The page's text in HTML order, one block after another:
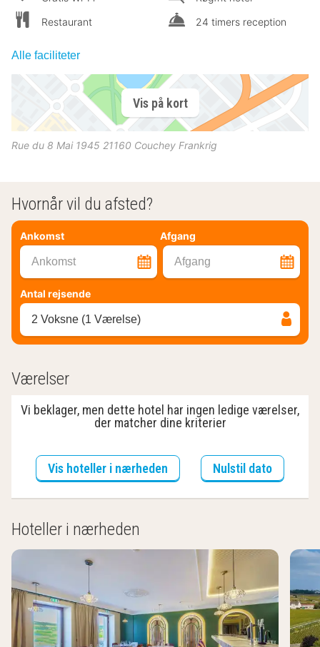
Restaurant
24 timers reception
Alle faciliteter
Vis på kort
Rue du 8 Mai 1945 21160 Couchey Frankrig
Hvornår vil du afsted?
Ankomst Afgang
Ankomst Afgang
Antal rejsende
2 Voksne (1 Værelse)
Værelser
Vi beklager, men dette hotel har ingen ledige værelser,
der matcher dine kriterier
Vis hoteller i nærheden Nulstil dato
Hoteller i nærheden